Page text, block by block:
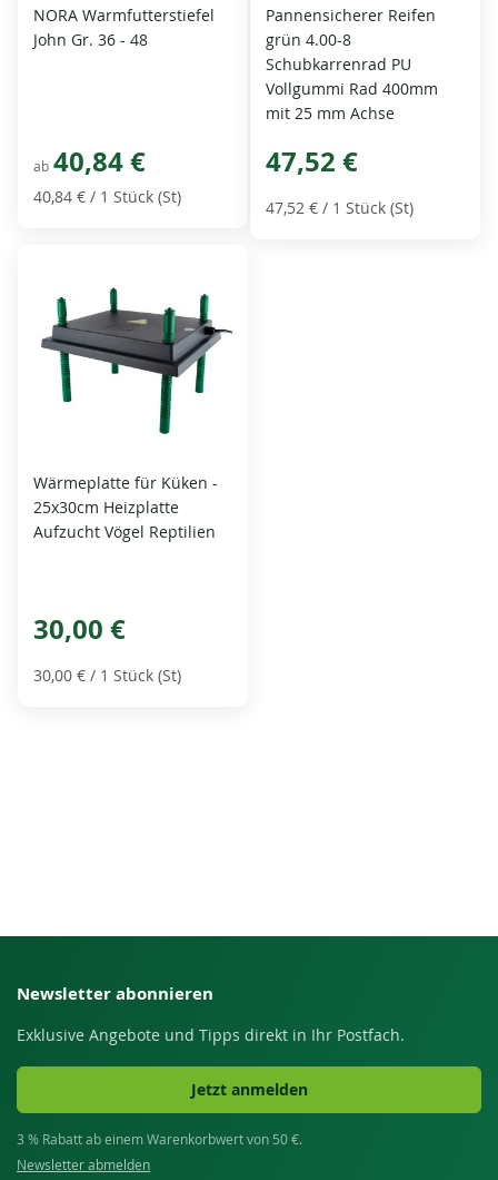
NORA Warmfutterstiefel
John Gr. 36 - 48
ab 40,84 €
40,84 € / 1 Stück (St)
Pannensicherer Reifen
grün 4.00-8
Schubkarrenrad PU
Vollgummi Rad 400mm
mit 25 mm Achse
47,52 €
47,52 € / 1 Stück (St)
Wärmeplatte für Küken -
25x30cm Heizplatte
Aufzucht Vögel Reptilien
30,00 €
30,00 € / 1 Stück (St)
Newsletter abonnieren
Exklusive Angebote und Tipps direkt in Ihr Postfach.
Jetzt anmelden
3 % Rabatt ab einem Warenkorbwert von 50 €.
Newsletter abmelden